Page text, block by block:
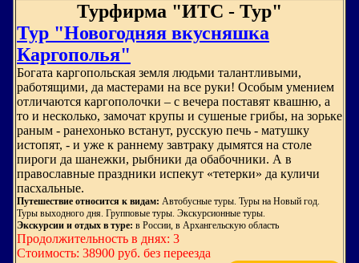
Турфирма "ИТС - Тур"
Тур "Новогодняя вкусняшка
Каргополья"
Богата каргопольская земля людьми талантливыми,
работящими, да мастерами на все руки! Особым умением
отличаются каргополочки – с вечера поставят квашню, а
то и несколько, замочат крупы и сушеные грибы, на зорьке
раным - ранехонько встанут, русскую печь - матушку
истопят, - и уже к раннему завтраку дымятся на столе
пироги да шанежки, рыбники да обабочники. А в
православные праздники испекут «тетерки» да куличи
пасхальные.
Путешествие относится к видам: Автобусные туры. Туры на Новый год.
Туры выходного дня. Групповые туры. Экскурсионные туры.
Экскурсии и отдых в туре: в России, в Архангельскую область
Продолжительность в днях: 3
Стоимость: 38900 руб. без переезда